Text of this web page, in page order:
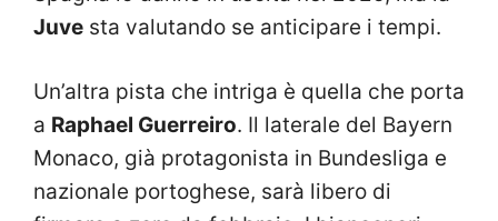
Juve sta valutando se anticipare i tempi.
Un’altra pista che intriga è quella che porta
a Raphael Guerreiro. Il laterale del Bayern
Monaco, già protagonista in Bundesliga e
nazionale portoghese, sarà libero di